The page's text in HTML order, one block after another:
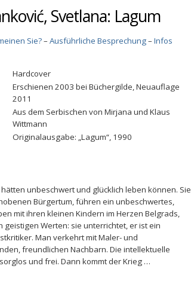
Svetlana: Lagum
Sie?– Ausführliche Besprechung– Infos
Hardcover
Erschienen 2003 bei Büchergilde, Neuauflage
2011
Aus dem Serbischen von Mirjana und Klaus
Wittmann
Originalausgabe: „Lagum“, 1990
unbeschwert und glücklich leben können. Sie
Bürgertum, führen ein unbeschwertes,
mit ihren kleinen Kindern im Herzen Belgrads,
geistigen Werten: sie unterrichtet, er ist ein
Man verkehrt mit Maler- und
freundlichen Nachbarn. Die intellektuelle
und frei. Dann kommt der Krieg …